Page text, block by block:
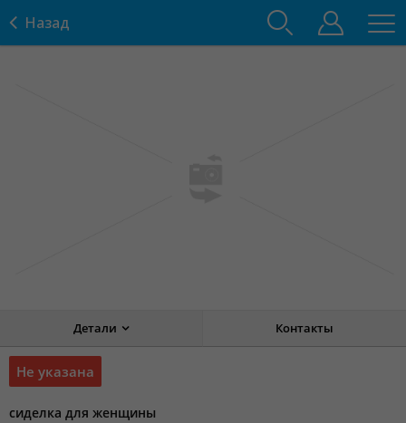
Назад
Детали Контакты
Не указана
сиделка для женщины